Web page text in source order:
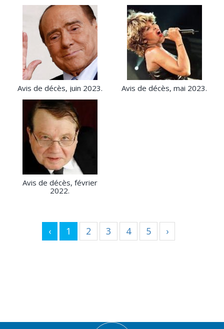
Avis de décès, juin 2023. Avis de décès, mai 2023.
Avis de décès, février
2022.
‹ 1 2 3 4 5 ›